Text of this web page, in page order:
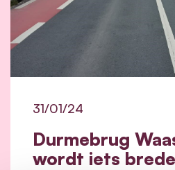
Durmebrug
wordt iets
31/01/24